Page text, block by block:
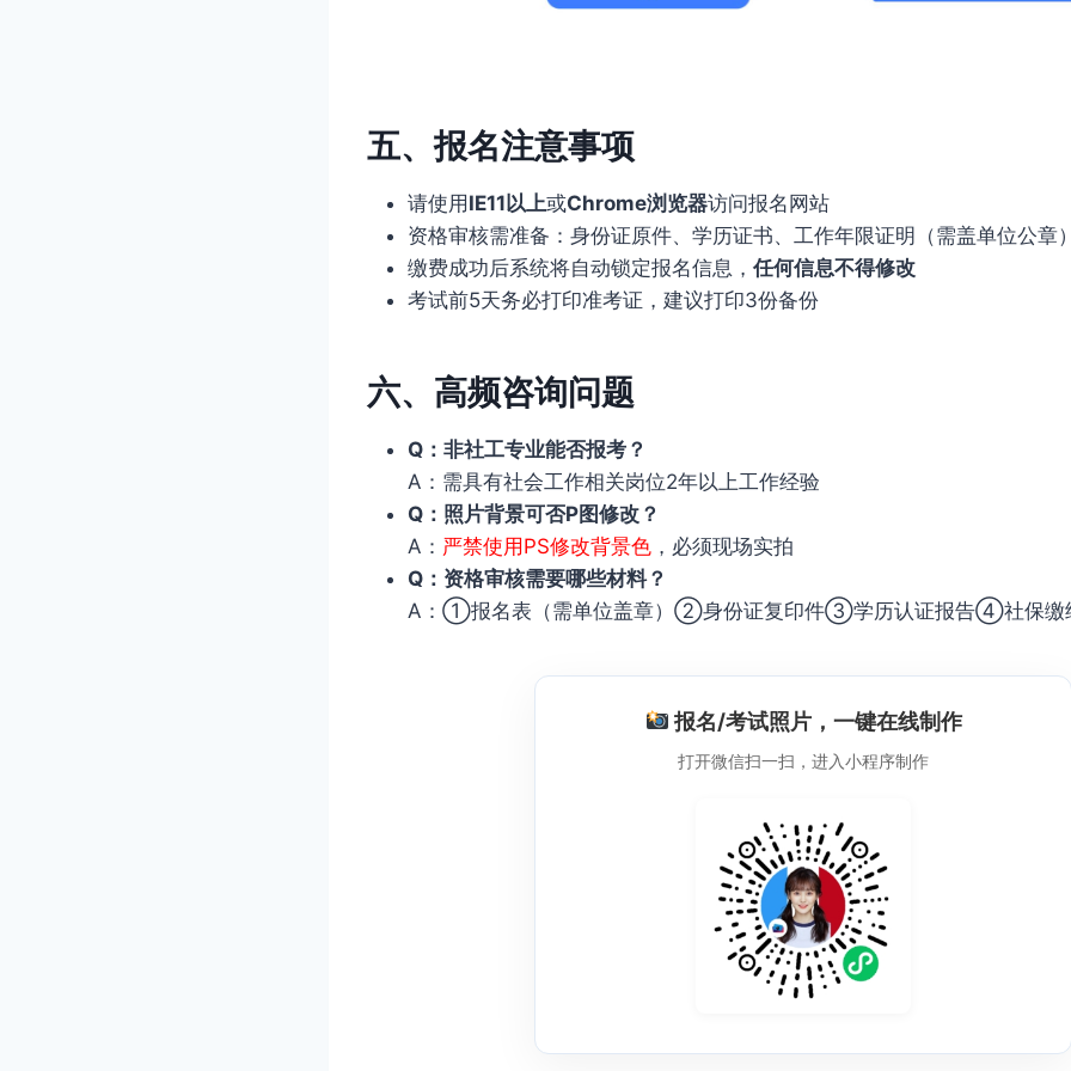
五、报名注意事项
请使用 IE11以上或Chrome浏览器访问报名网站
资格审核需准备：身份证原件、学历证书、工作年限证明（需盖单位公章
缴费成功后系统将自动锁定报名信息， 任何信息不得修改
考试前5天务必打印准考证，建议打印3份备份
六、高频咨询问题
Q：非社工专业能否报考？
A：需具有社会工作相关岗位2年以上工作经验
Q：照片背景可否P图修改？
A： 严禁使用PS修改背景色 ，必须现场实拍
Q：资格审核需要哪些材料？
A：①报名表（需单位盖章）②身份证复印件③学历认证报告④社保缴
报名/考试照片，一键在线制作
打开微信扫一扫，进入小程序制作